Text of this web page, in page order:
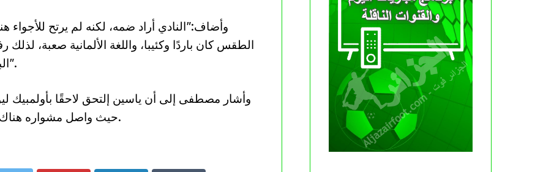
وأضاف:”النادي أراد ضمه، لكنه لم يرتح للأجواء
الطقس كان باردًا وكئيبا، واللغة الألمانية صعبة،
البقاء”.
وأشار مصطفى إلى أن ياسين إلتحق لاحقًا بأولمبيك
حيث واصل مشواره هناك حتى وصل إلى الفريق الأول في سن 17.